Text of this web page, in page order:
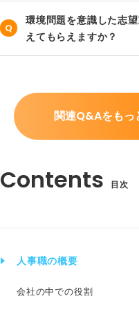
環境問題を意識した志
えてもらえますか？
関連Q&Aをもっ
目次
人事職の概要
会社の中での役割